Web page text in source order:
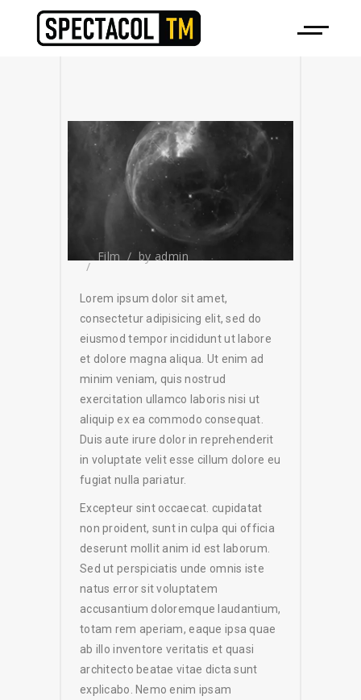
Film by admin
Lorem ipsum dolor sit amet,
consectetur adipisicing elit, sed do
eiusmod tempor incididunt ut labore
et dolore magna aliqua. Ut enim ad
minim veniam, quis nostrud
exercitation ullamco laboris nisi ut
aliquip ex ea commodo consequat.
Duis aute irure dolor in reprehenderit
in voluptate velit esse cillum dolore eu
fugiat nulla pariatur.
Excepteur sint occaecat. cupidatat
non proident, sunt in culpa qui officia
deserunt mollit anim id est laborum.
Sed ut perspiciatis unde omnis iste
natus error sit voluptatem
accusantium doloremque laudantium,
totam rem aperiam, eaque ipsa quae
ab illo inventore veritatis et quasi
architecto beatae vitae dicta sunt
explicabo. Nemo enim ipsam